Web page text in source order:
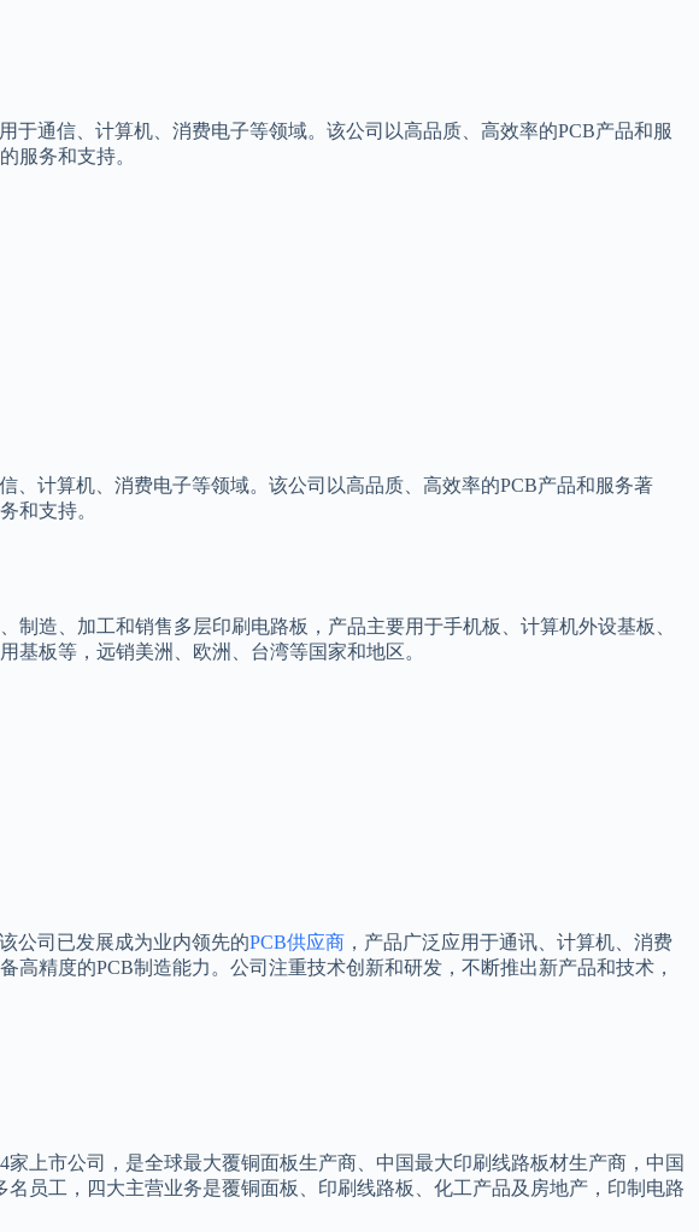
于通信、计算机、消费电子等领域。该公司以高品质、高效率的PCB产品和服
服务和支持。
、计算机、消费电子等领域。该公司以高品质、高效率的PCB产品和服务著
和支持。
造、加工和销售多层印刷电路板，产品主要用于手机板、计算机外设基板、
基板等，远销美洲、欧洲、台湾等国家和地区。
公司已发展成为业内领先的PCB供应商 ，产品广泛应用于通讯、计算机、消费
精度的PCB制造能力。公司注重技术创新和研发，不断推出新产品和技术，
上市公司，是全球最大覆铜面板生产商、中国最大印刷线路板材生产商，中国
员工，四大主营业务是覆铜面板、印刷线路板、化工产品及房地产，印制电路